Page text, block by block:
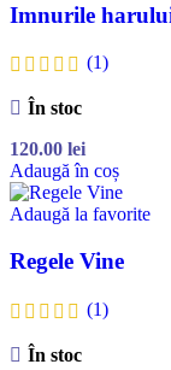
Imnurile
(1)
În stoc
120.00 lei
Adaugă în coș
Adaugă la favorite
Regele Vine
(1)
În stoc